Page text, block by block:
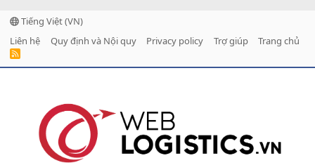
Tiếng Việt (VN)
Liên hệ
Quy định và Nội quy Privacy policy Trợ giúp Trang chủ
R